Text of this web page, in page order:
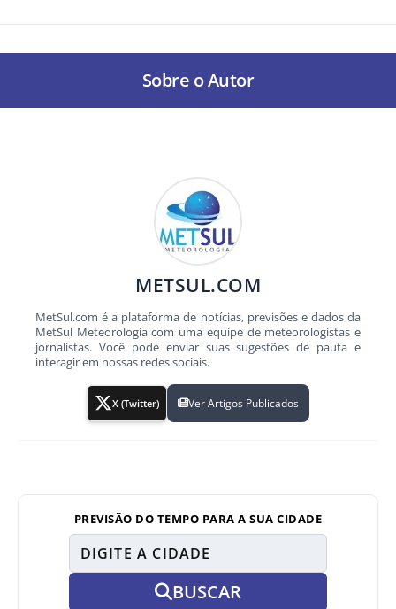
Sobre o Autor
METSUL.COM
MetSul.com é a plataforma de notícias, previsões e dados da
MetSul Meteorologia com uma equipe de meteorologistas e
jornalistas. Você pode enviar suas sugestões de pauta e
interagir em nossas redes sociais.
X (Twitter) Ver Artigos Publicados
PREVISÃO DO TEMPO PARA A SUA CIDADE
BUSCAR